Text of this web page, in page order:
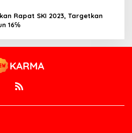
Rapat SKI 2023, Targetkan
16℅